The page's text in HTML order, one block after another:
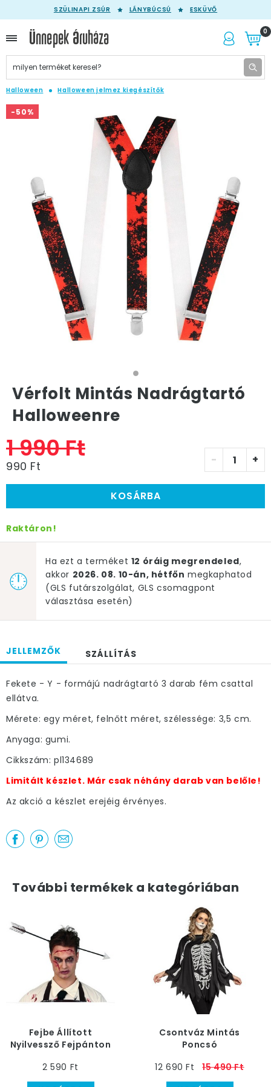
SZÜLINAPI ZSÚR LÁNYBÚCSÚ ESKÜVŐ
0
Halloween Halloween jelmez kiegészítők
-50%
Vérfolt Mintás Nadrágtartó
Halloweenre
1 990 Ft
990 Ft - +
KOSÁRBA
Raktáron!
Ha ezt a terméket 12 óráig megrendeled,
akkor 2026. 08. 10-án, hétfőn megkaphatod
(GLS futárszolgálat, GLS csomagpont
választása esetén)
JELLEMZŐK SZÁLLÍTÁS
Fekete - Y - formájú nadrágtartó 3 darab fém csattal
ellátva.
Mérete: egy méret, felnőtt méret, szélessége: 3,5 cm.
Anyaga: gumi.
Cikkszám: pl134689
Limitált készlet. Már csak néhány darab van belőle!
Az akció a készlet erejéig érvényes.
További termékek a kategóriában
Fejbe Állított
Nyilvessző Fejpánton
2 590 Ft
Csontváz Mintás
Poncsó
12 690 Ft
15 490 Ft